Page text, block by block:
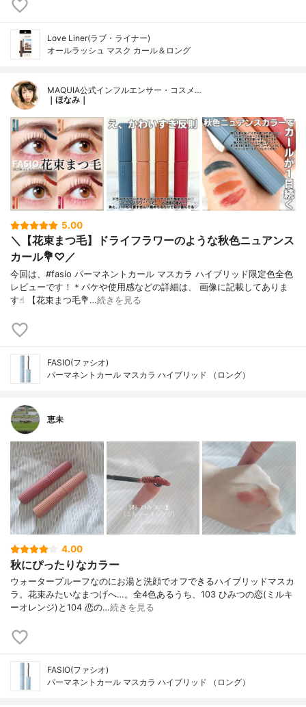
Love Liner(ラブ・ライナー)
オールラッシュ マスク カール＆ロング
MAQUIA公式インフルエンサー・コスメ…
｜ほなみ｜
5.00
＼【花束まつ毛】ドライフラワーのような秋色ニュアンス
カール💐♡／
今回は、#fasio パーマネントカール マスカラ ハイブリッド限定色全色
レビューです！＊パケや使用感などの詳細は、 画像に記載してありま
す☝︎ 【花束まつ毛💐…続きを見る
FASIO(ファシオ)
パーマネントカール マスカラ ハイブリッド （ロング）
恵未
4.00
秋にぴったりなカラー
ウォータープルーフなのにお湯と洗顔でオフできるハイブリッドマスカ
ラ。花束みたいなまつげへ…。全4色あるうち、103 ひみつの恋(ミルキ
ーオレンジ)と104 恋の…続きを見る
FASIO(ファシオ)
パーマネントカール マスカラ ハイブリッド （ロング）